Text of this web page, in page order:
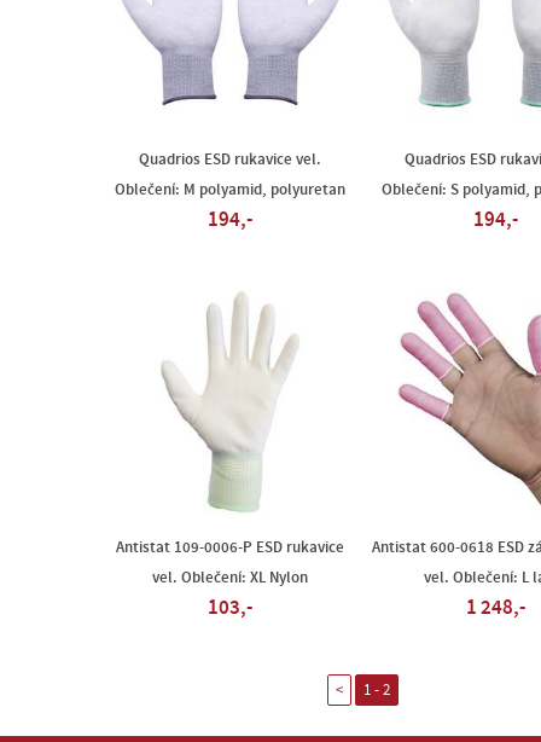
Quadrios ESD rukavice vel.
Oblečení: M polyamid, polyuretan
194,-
Quadrios ESD
Oblečení: S polyamid,
194,-
Antistat 109-0006-P ESD rukavice
vel. Oblečení: XL Nylon
103,-
Antistat 600-0618 ESD
vel. Oblečení: L
1 248,-
< 1 - 2